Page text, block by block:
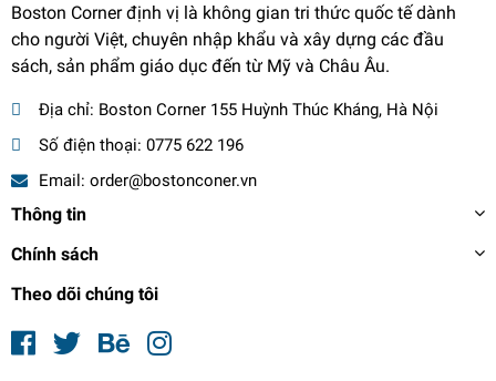
Boston Corner định vị là không gian tri thức quốc tế dành
cho người Việt, chuyên nhập khẩu và xây dựng các đầu
sách, sản phẩm giáo dục đến từ Mỹ và Châu Âu.
Địa chỉ: Boston Corner 155 Huỳnh Thúc Kháng, Hà Nội
Số điện thoại: 0775 622 196
Email: order@bostonconer.vn
Thông tin
Chính sách
Theo dõi chúng tôi